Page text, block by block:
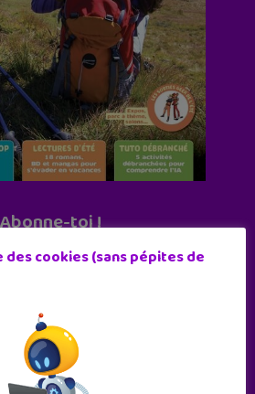
Abonne-toi !
numéros par an
des cookies (sans pépites de